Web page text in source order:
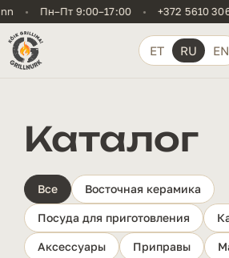
Перейти
содержимому
Пн–Пт 9:00–17:00 • +372 5610 3065 •
ET RU EN
Каталог
Все Восточная керамика
Посуда для приготовления
Аксессуары Приправы